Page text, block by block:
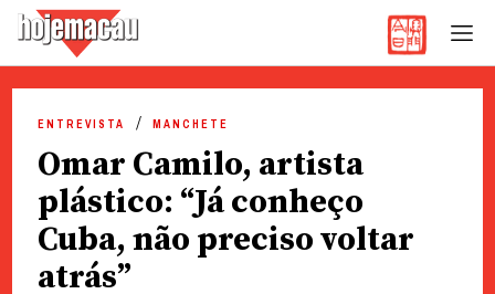
content
ENTREVISTA MANCHETE
Omar Camilo, artista
plástico: “Já conheço
Cuba, não preciso voltar
atrás”